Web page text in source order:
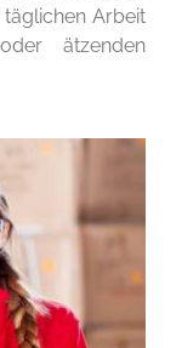
Arbeit
ätzenden